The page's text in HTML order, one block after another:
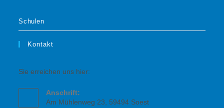
Schulen
Kontakt
Sie erreichen uns hier:
Anschrift:
Am Mühlenweg 23, 59494 Soest